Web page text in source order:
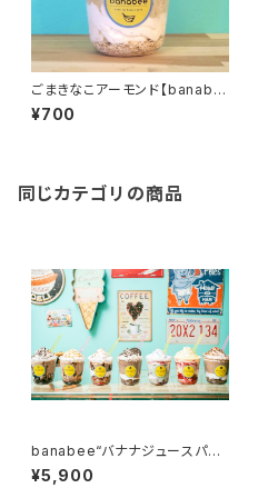
ごまきなこアーモンド【banabe
eバナナジュースパフェ】
¥700
同じカテゴリの商品
banabee“バナナジュースパフ
ェ“ギフトセット
¥5,900